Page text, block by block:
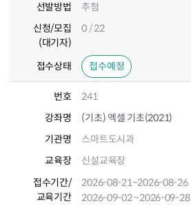
선발방법
추첨
신청/모집
(대기자)
0 / 22
접수상태 접수예정
번호
241
강좌명
(기초) 엑셀 기초(2021)
기관명
스마트도시과
교육장
신설교육장
접수기간/
교육기간
2026-08-21~2026-08-26
2026-09-02~2026-09-28